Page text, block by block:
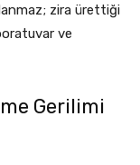
zira ürettiği
ve
Gerilimi